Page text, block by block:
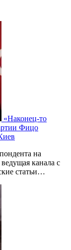
«Наконец-то
Фицо
на
канала с
статьи…